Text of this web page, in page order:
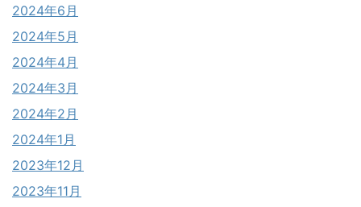
2024年6月
2024年5月
2024年4月
2024年3月
2024年2月
2024年1月
2023年12月
2023年11月